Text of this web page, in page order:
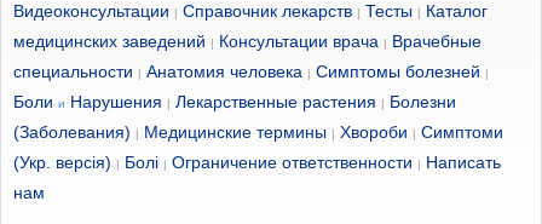
Видеоконсультации | Справочник лекарств | Тесты | Каталог
медицинских заведений | Консультации врача | Врачебные
специальности | Анатомия человека | Симптомы болезней |
Боли и Нарушения | Лекарственные растения | Болезни
(Заболевания) | Медицинские термины | Хвороби | Симптоми
(Укр. версія) | Болі | Ограничение ответственности | Написать
нам